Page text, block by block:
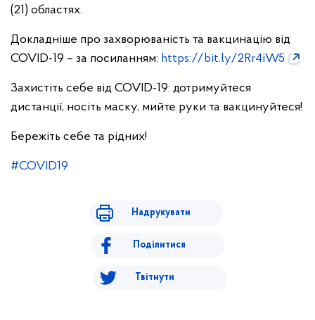
(21) областях.
Докладніше про захворюваність та вакцинацію від
COVID-19 – за посиланням: https://bit.ly/2Rr4iW5
Захистіть себе від COVID-19: дотримуйтеся
дистанції, носіть маску, мийте руки та вакцинуйтеся!
Бережіть себе та рідних!
#COVID19
Надрукувати
Поділитися
Твітнути